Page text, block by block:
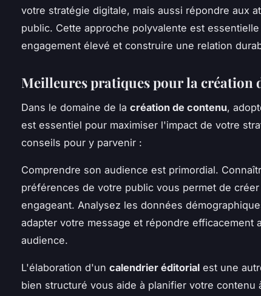
votre stratégie digitale, mais aussi répondre aux
public. Cette approche polyvalente est
engagement élevé et construire une relation
Meilleures pratiques pour la création
Dans le domaine de la création de contenu,
est essentiel pour maximiser l'impact de votre
conseils pour y parvenir :
Comprendre son audience est primordial.
préférences de votre public vous permet de
engageant. Analysez les données
adapter votre message et répondre efficacement
audience.
L'élaboration d'un calendrier éditorial est une
bien structuré vous aide à planifier votre contenu